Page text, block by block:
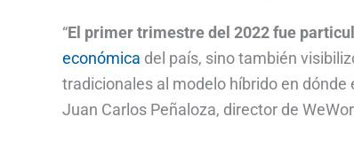
“El primer trimestre del 2022 fue
económica del país, sino también
tradicionales al modelo híbrido en
Juan Carlos Peñaloza, director de